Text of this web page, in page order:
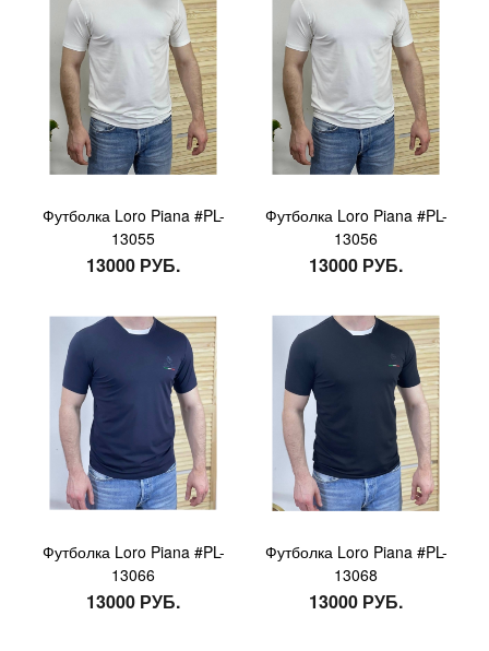
Футболка Loro Piana #PL-
13055
13000 РУБ.
Футболка Loro Piana #PL-
13056
13000 РУБ.
Футболка Loro Piana #PL-
13066
13000 РУБ.
Футболка Loro Piana #PL-
13068
13000 РУБ.